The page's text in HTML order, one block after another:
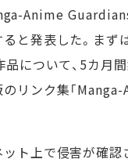
Anime
と発表した。まず
品について、5カ月
のリンク集「
ト上で侵害が確認